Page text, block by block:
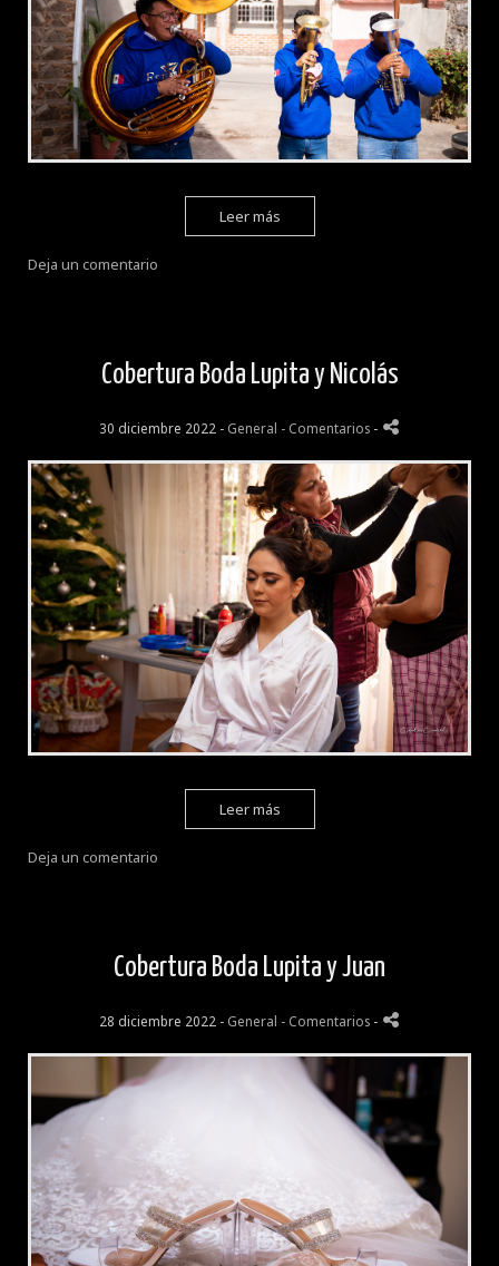
Leer más
Deja un comentario
Cobertura Boda Lupita y Nicolás
30 diciembre 2022 - General - Comentarios -
Leer más
Deja un comentario
Cobertura Boda Lupita y Juan
28 diciembre 2022 - General - Comentarios -